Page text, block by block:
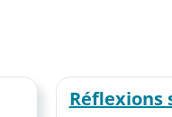
Réflexions